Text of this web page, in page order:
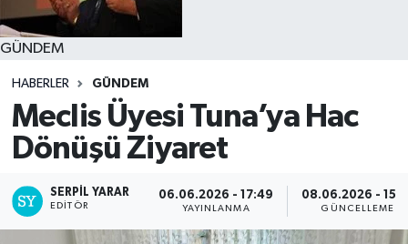
GÜNDEM
HABERLER GÜNDEM
Meclis Üyesi Tuna’ya Hac
Dönüşü Ziyaret
SERPİL YARAR
EDITÖR
06.06.2026 - 17:49
YAYINLANMA
08.06.2026 -
GÜNCELLEME